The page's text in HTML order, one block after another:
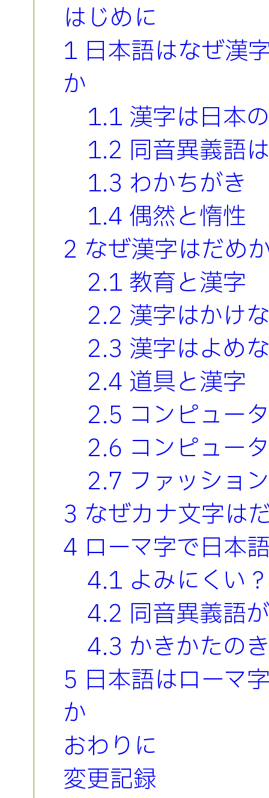
はじめに
1 日本語はなぜ漢
か
1.1 漢字は日本
1.2 同音異義語
1.3 わかちがき
1.4 偶然と惰性
2 なぜ漢字はだめ
2.1 教育と漢字
2.2 漢字はかけ
2.3 漢字はよめ
2.4 道具と漢字
2.5 コンピュー
2.6 コンピュー
2.7 ファッショ
3 なぜカナ文字は
4 ローマ字で日本
4.1 よみにくい？
4.2 同音異義語
4.3 かきかたの
5 日本語はローマ
か
おわりに
変更記録